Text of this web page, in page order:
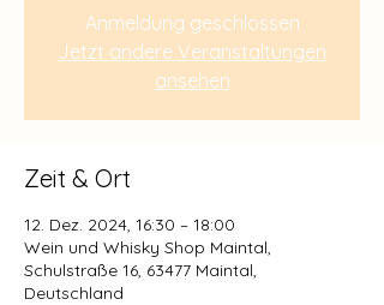
Anmeldung geschlossen
Jetzt andere Veranstaltungen
ansehen
Zeit & Ort
12. Dez. 2024, 16:30 – 18:00
Wein und Whisky Shop Maintal,
Schulstraße 16, 63477 Maintal,
Deutschland